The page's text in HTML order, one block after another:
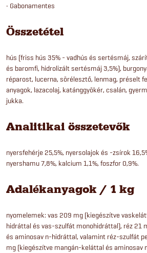
• Gabonamentes
Összetétel
hús (friss hús 35% - vadhús és sertésmáj,
és baromfi, hidrolizált sertésmáj 3,5%),
réparost, lucerna, sörélesztő, lenmag, préselt
anyagok, lazacolaj, katánggyökér, csalán,
jukka.
Analitikai összetevők
nyersfehérje 25,5%, nyersolajok és -zsírok
nyershamu 7,8%, kalcium 1,1%, foszfor 0,9%.
Adalékanyagok / 1 kg
nyomelemek: vas 209 mg (kiegészítve
hidráttal és vas-szulfát monohidráttal), réz 21
és aminosav n-hidráttal, valamint réz-szulfát
mg (kiegészítve mangán-keláttal és aminosav